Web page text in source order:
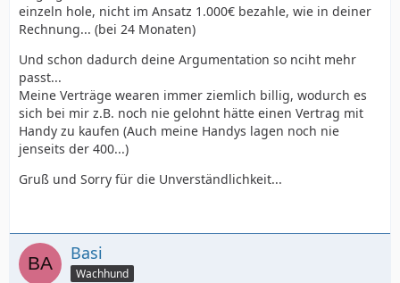
einzeln hole, nicht im Ansatz 1.000€ bezahle, wie in deiner
Rechnung... (bei 24 Monaten)
Und schon dadurch deine Argumentation so nciht mehr
passt...
Meine Verträge wearen immer ziemlich billig, wodurch es
sich bei mir z.B. noch nie gelohnt hätte einen Vertrag mit
Handy zu kaufen (Auch meine Handys lagen noch nie
jenseits der 400...)
Gruß und Sorry für die Unverständlichkeit...
Basi
Wachhund